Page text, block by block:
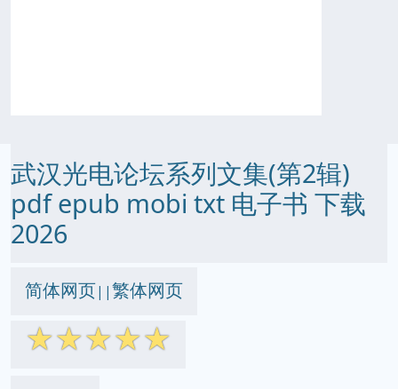
武汉光电论坛系列文集(第2辑)
pdf epub mobi txt 电子书 下载
2026
简体网页||繁体网页
☆☆☆☆☆